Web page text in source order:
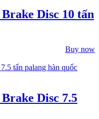
Disc 10 tấn
Buy now
Disc 7.5